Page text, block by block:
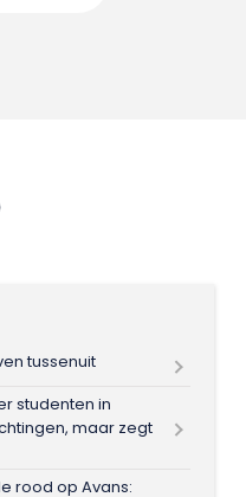
tussenuit
studenten in
maar zegt
rood op Avans: